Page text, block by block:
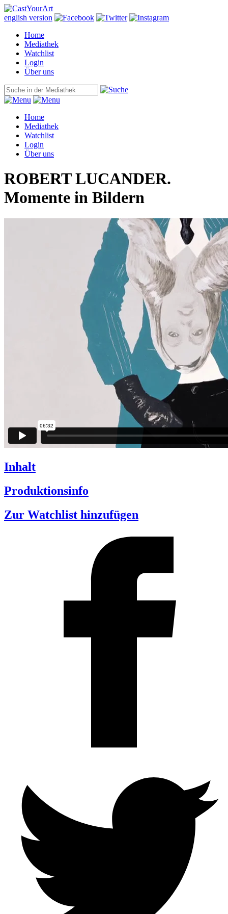
english version
Home
Mediathek
Watchlist
Login
Über uns
Home
Mediathek
Watchlist
Login
Über uns
ROBERT LUCANDER.
Momente in Bildern
Inhalt
Produktionsinfo
Zur Watchlist hinzufügen